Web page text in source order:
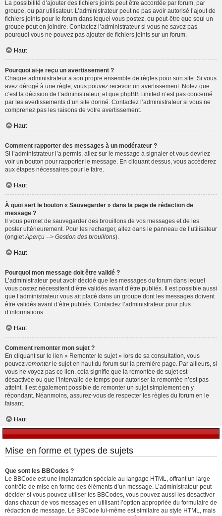
La possibilité d’ajouter des fichiers joints peut être accordée par forum, par
groupe, ou par utilisateur. L’administrateur peut ne pas avoir autorisé l’ajout de
fichiers joints pour le forum dans lequel vous postez, ou peut-être que seul un
groupe peut en joindre. Contactez l’administrateur si vous ne savez pas
pourquoi vous ne pouvez pas ajouter de fichiers joints sur un forum.
Haut
Pourquoi ai-je reçu un avertissement ?
Chaque administrateur a son propre ensemble de règles pour son site. Si vous
avez dérogé à une règle, vous pouvez recevoir un avertissement. Notez que
c’est la décision de l’administrateur, et que phpBB Limited n’est pas concerné
par les avertissements d’un site donné. Contactez l’administrateur si vous ne
comprenez pas les raisons de votre avertissement.
Haut
Comment rapporter des messages à un modérateur ?
Si l’administrateur l’a permis, allez sur le message à signaler et vous devriez
voir un bouton pour rapporter le message. En cliquant dessus, vous accéderez
aux étapes nécessaires pour le faire.
Haut
À quoi sert le bouton « Sauvegarder » dans la page de rédaction de
message ?
Il vous permet de sauvegarder des brouillons de vos messages et de les
poster ultérieurement. Pour les recharger, allez dans le panneau de l’utilisateur
(onglet Aperçu --> Gestion des brouillons).
Haut
Pourquoi mon message doit être validé ?
L’administrateur peut avoir décidé que les messages du forum dans lequel
vous postez nécessitent d’être validés avant d’être publiés. Il est possible aussi
que l’administrateur vous ait placé dans un groupe dont les messages doivent
être validés avant d’être publiés. Contactez l’administrateur pour plus
d’informations.
Haut
Comment remonter mon sujet ?
En cliquant sur le lien « Remonter le sujet » lors de sa consultation, vous
pouvez remonterle sujet en haut du forum sur la première page. Par ailleurs, si
vous ne voyez pas ce lien, cela signifie que la remontée de sujet est
désactivée ou que l’intervalle de temps pour autoriser la remontée n’est pas
atteint. Il est également possible de remonter un sujet simplement en y
répondant. Néanmoins, assurez-vous de respecter les règles du forum en le
faisant.
Haut
Mise en forme et types de sujets
Que sont les BBCodes ?
Le BBCode est une implantation spéciale au langage HTML, offrant un large
contrôle de mise en forme des éléments d’un message. L’administrateur peut
décider si vous pouvez utiliser les BBCodes, vous pouvez aussi les désactiver
dans chacun de vos messages en utilisant l’option appropriée du formulaire de
rédaction de message. Le BBCode lui-même est similaire au style HTML, mais